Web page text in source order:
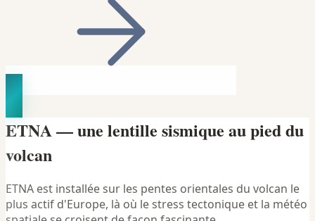
ETNA — une lentille sismique au pied du
volcan
ETNA est installée sur les pentes orientales du volcan le
plus actif d'Europe, là où le stress tectonique et la météo